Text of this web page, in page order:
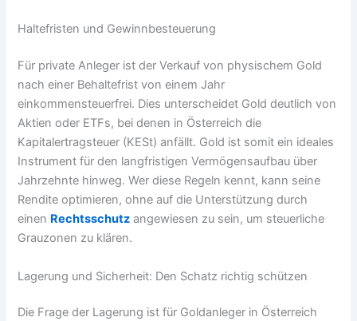
Haltefristen und Gewinnbesteuerung
Für private Anleger ist der Verkauf von physischem Gold
nach einer Behaltefrist von einem Jahr
einkommensteuerfrei. Dies unterscheidet Gold deutlich von
Aktien oder ETFs, bei denen in Österreich die
Kapitalertragsteuer (KESt) anfällt. Gold ist somit ein ideales
Instrument für den langfristigen Vermögensaufbau über
Jahrzehnte hinweg. Wer diese Regeln kennt, kann seine
Rendite optimieren, ohne auf die Unterstützung durch
einen Rechtsschutz angewiesen zu sein, um steuerliche
Grauzonen zu klären.
Lagerung und Sicherheit: Den Schatz richtig schützen
Die Frage der Lagerung ist für Goldanleger in Österreich